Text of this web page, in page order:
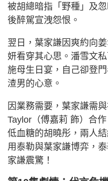
被胡總暗指「野種」及
後醉駕宣洩怨恨。
翌日，葉家謙因爽約向
妍看穿其心思。潘雪文
施母生日宴，自己卻登
渣男的心意。
因業務需要，葉家謙需
Taylor（傅嘉莉 飾）合
低血糖的胡曉彤，兩人
用泰勒與葉家謙博弈，
家謙震驚！